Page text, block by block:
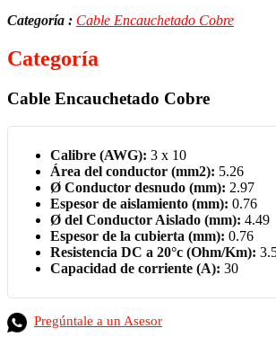
Categoría : Cable Encauchetado Cobre
Categoría
Cable Encauchetado Cobre
Calibre (AWG): 3 x 10
Área del conductor (mm2): 5.26
Ø Conductor desnudo (mm): 2.97
Espesor de aislamiento (mm): 0.76
Ø del Conductor Aislado (mm): 4.49
Espesor de la cubierta (mm): 0.76
Resistencia DC a 20°c (Ohm/Km):
Capacidad de corriente (A): 30
Pregúntale a un Asesor